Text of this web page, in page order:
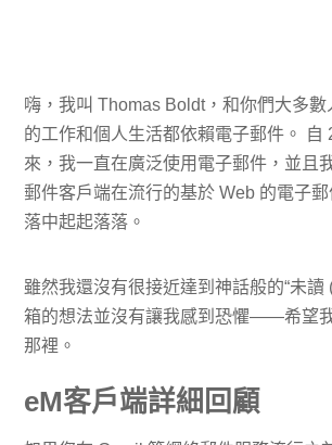
嗨，我叫 Thomas Boldt，和你們大多數
的工作和個人生活都依賴電子郵件。 自
來，我一直在廣泛使用電子郵件，並且
郵件客戶端在流行的基於 Web 的電子
落中起起落落。
雖然我還沒有很接近達到神話般的“未讀
箱的想法並沒有讓我感到恐懼——希望
那裡。
eM客戶端詳細回顧